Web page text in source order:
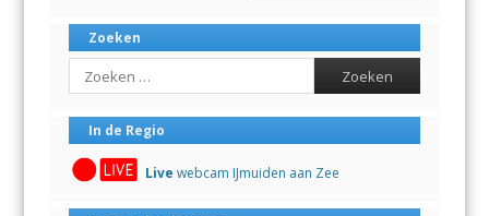
Zoeken
Search
In de Regio
Live webcam IJmuiden aan Zee